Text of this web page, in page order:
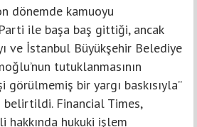
dönemde kamuoyu
ile başa baş gittiği, ancak
ve İstanbul Büyükşehir Belediye
tutuklanmasının
görülmemiş bir yargı baskısıyla”
belirtildi. Financial Times,
hakkında hukuki işlem